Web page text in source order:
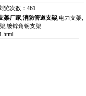
览次数： 461
架厂家,消防管道支架,电力支架,
,镀锌角钢支架